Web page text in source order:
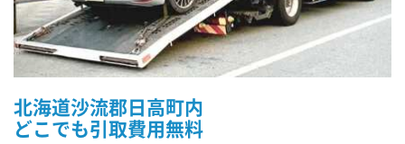
北海道沙流郡日高町内
どこでも引取費用無料